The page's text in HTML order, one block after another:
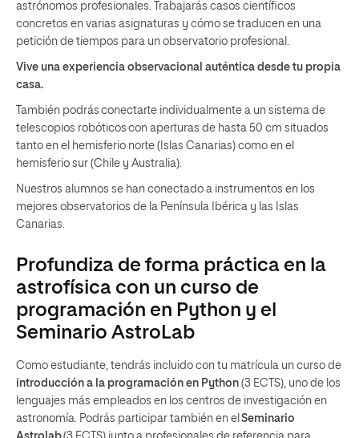
astrónomos profesionales. Trabajarás casos científicos
concretos en varias asignaturas y cómo se traducen en una
petición de tiempos para un observatorio profesional.
Vive una experiencia observacional auténtica desde tu propia
casa.
También podrás conectarte individualmente a un sistema de
telescopios robóticos con aperturas de hasta 50 cm situados
tanto en el hemisferio norte (Islas Canarias) como en el
hemisferio sur (Chile y Australia).
Nuestros alumnos se han conectado a instrumentos en los
mejores observatorios de la Península Ibérica y las Islas
Canarias.
Profundiza de forma práctica en la
astrofísica con un curso de
programación en Python y el
Seminario AstroLab
Como estudiante, tendrás incluido con tu matrícula un curso de
introducción a la programación en Python (3 ECTS), uno de los
lenguajes más empleados en los centros de investigación en
astronomía. Podrás participar también en el Seminario